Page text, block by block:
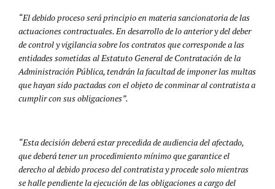
“El debido proceso será principio en materia sancionatoria de las
actuaciones contractuales. En desarrollo de lo anterior y del deber
de control y vigilancia sobre los contratos que corresponde a las
entidades sometidas al Estatuto General de Contratación de la
Administración Pública, tendrán la facultad de imponer las multas
que hayan sido pactadas con el objeto de conminar al contratista a
cumplir con sus obligaciones”.
“Esta decisión deberá estar precedida de audiencia del afectado,
que deberá tener un procedimiento mínimo que garantice el
derecho al debido proceso del contratista y procede solo mientras
se halle pendiente la ejecución de las obligaciones a cargo del